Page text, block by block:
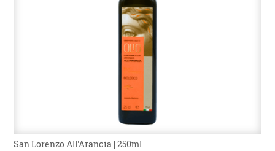
San Lorenzo All'Arancia | 250ml